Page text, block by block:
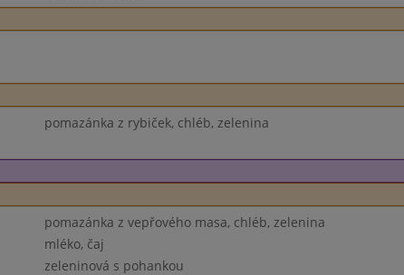
pomazánka z rybiček, chléb, zelenina
pomazánka z vepřového masa, chléb, zelenina
mléko, čaj
zeleninová s pohankou